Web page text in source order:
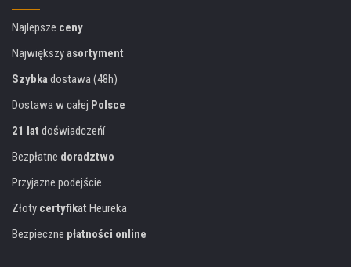
Najlepsze ceny
Największyasortyment
Szybkadostawa (48h)
Dostawa w całej Polsce
21 lat doświadczeńí
Bezpłatne doradztwo
Przyjazne podejście
Złoty certyfikat Heureka
Bezpieczne płatności online